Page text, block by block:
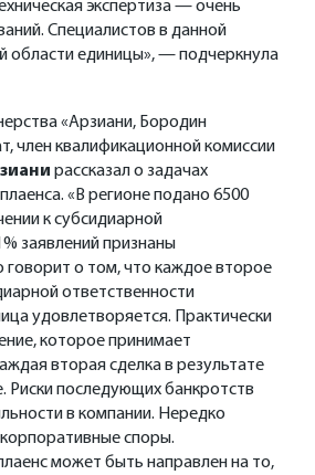
экспертиза — очень
Специалистов в данной
области единицы», — подчеркнула
«Арзиани, Бородин
член квалификационной комиссии
рассказал о задачах
«В регионе подано 6500
к субсидиарной
заявлений признаны
говорит о том, что каждое второе
ответственности
удовлетворяется. Практически
которое принимает
вторая сделка в результате
Риски последующих банкротств
в компании. Нередко
споры.
может быть направлен на то,